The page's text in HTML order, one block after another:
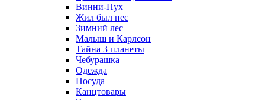
Винни-Пух
Жил был пес
Зимний лес
Малыш и Карлсон
Тайна 3 планеты
Чебурашка
Одежда
Посуда
Канцтовары